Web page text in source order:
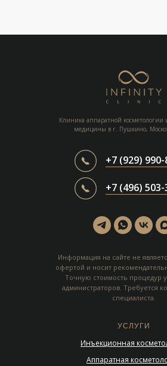
Клиника аппаратной косметологии
медицины в г. Пушкино,
Информация на сайте не
офертой и носит
Точную стоимость процедур
администраторов. Требуется
специалиста.
УСЛУГИ
Инъекционная
Аппаратная
+7 (929)
+7 (496)